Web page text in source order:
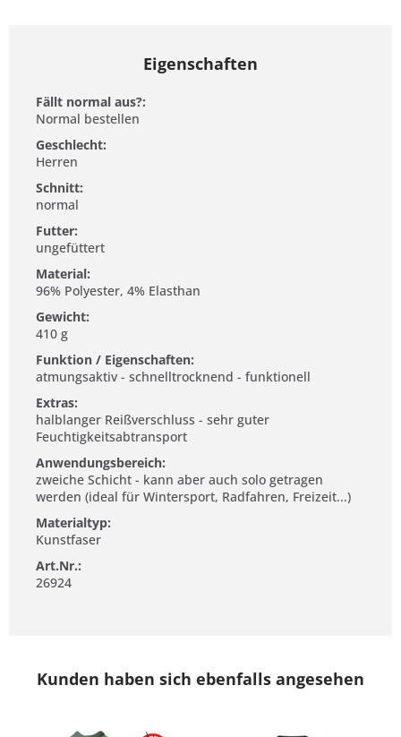
Eigenschaften
Fällt normal aus?:
Normal bestellen
Geschlecht:
Herren
Schnitt:
normal
Futter:
ungefüttert
Material:
96% Polyester, 4% Elasthan
Gewicht:
410 g
Funktion / Eigenschaften:
atmungsaktiv - schnelltrocknend - funktionell
Extras:
halblanger Reißverschluss - sehr guter
Feuchtigkeitsabtransport
Anwendungsbereich:
zweiche Schicht - kann aber auch solo getragen
werden (ideal für Wintersport, Radfahren, Freizeit...)
Materialtyp:
Kunstfaser
Art.Nr.:
26924
Kunden haben sich ebenfalls angesehen